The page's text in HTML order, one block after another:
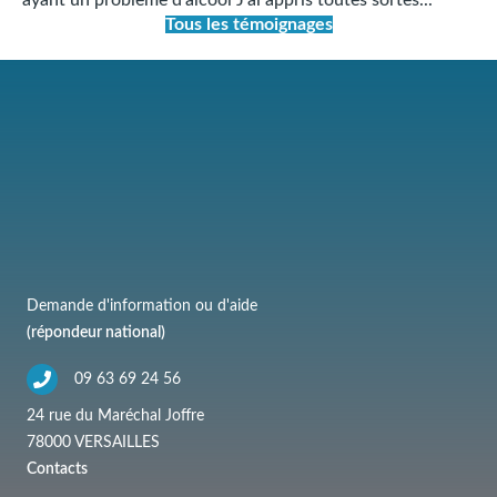
Tous les témoignages
Demande d'information ou d'aide
(répondeur national)
09 63 69 24 56
24 rue du Maréchal Joffre
78000 VERSAILLES
Contacts